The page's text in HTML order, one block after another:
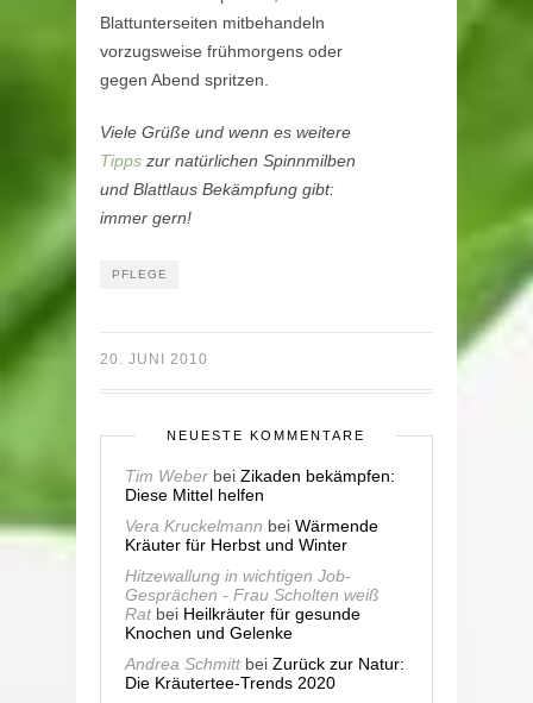
Blattunterseiten mitbehandeln
vorzugsweise frühmorgens oder
gegen Abend spritzen.
Viele Grüße und wenn es weitere
Tipps zur natürlichen Spinnmilben
und Blattlaus Bekämpfung gibt:
immer gern!
PFLEGE
20. JUNI 2010
NEUESTE KOMMENTARE
Tim Weber bei Zikaden bekämpfen:
Diese Mittel helfen
Vera Kruckelmann bei Wärmende
Kräuter für Herbst und Winter
Hitzewallung in wichtigen Job-
Gesprächen - Frau Scholten weiß
Ratbei Heilkräuter für gesunde
Knochen und Gelenke
Andrea Schmittbei Zurück zur Natur:
Die Kräutertee-Trends 2020